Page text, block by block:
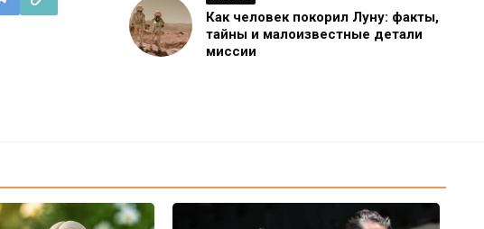
Как человек покорил Луну: факты,
тайны и малоизвестные детали
миссии